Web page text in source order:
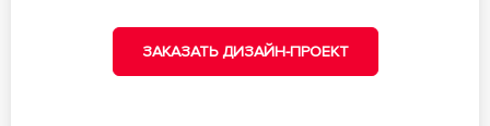
ЗАКАЗАТЬ ДИЗАЙН-ПРОЕКТ